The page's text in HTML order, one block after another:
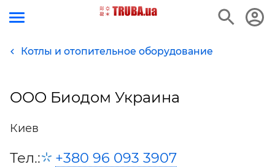
Котлы и отопительное оборудование
ООО Биодом Украина
Киев
Тел.:
+380 96 093 3907